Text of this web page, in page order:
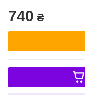
740 ₴